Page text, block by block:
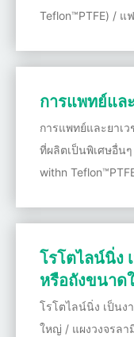
Teflon™PTFE) /
การแพทย์แ
การแพทย์และยา
ที่ผลิตเป็นพิเศษอื่น
withn
โรโตไลน์นิ่ง
หรือถังขนาด
โรโตไลน์นิ่ง เป็นง
ใหญ่ / แผงวงจรลา